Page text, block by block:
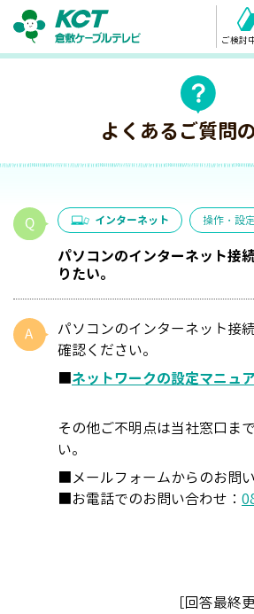
ご検討
よくあるご質問
インターネット 操作・設
パソコンのインターネット接
りたい。
パソコンのインターネット接
確認ください。
■ネットワークの設定マニュ
その他ご不明点は当社窓口ま
い。
■メールフォームからのお問
■お電話でのお問い合わせ：
［回答最終